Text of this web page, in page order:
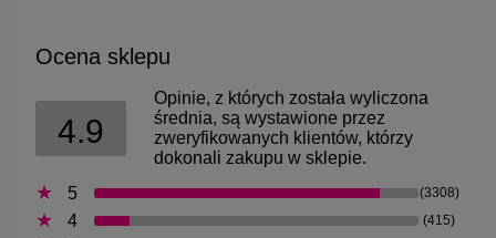
Ocena sklepu
4.9
Opinie, z których została wyliczona
średnia, są wystawione przez
zweryfikowanych klientów, którzy
dokonali zakupu w sklepie.
5
(3308)
4 (415)